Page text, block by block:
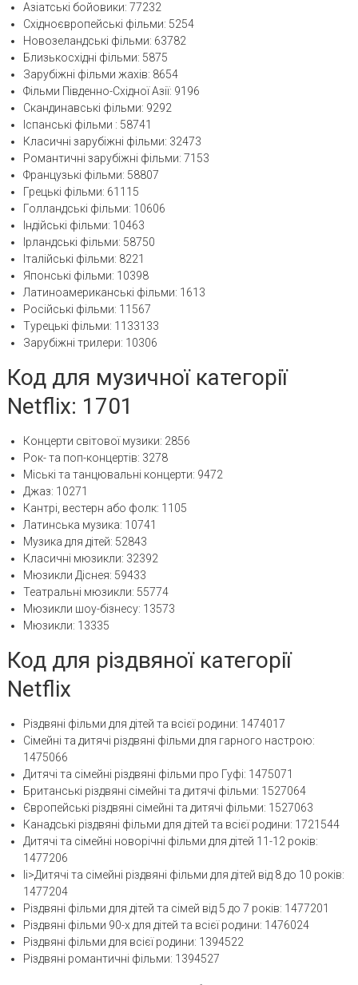
Азіатські бойовики: 77232
Східноєвропейські фільми: 5254
Новозеландські фільми: 63782
Близькосхідні фільми: 5875
Зарубіжні фільми жахів: 8654
Фільми Південно-Східної Азії: 9196
Скандинавські фільми: 9292
Іспанські фільми : 58741
Класичні зарубіжні фільми: 32473
Романтичні зарубіжні фільми: 7153
Французькі фільми: 58807
Грецькі фільми: 61115
Голландські фільми: 10606
Індійські фільми: 10463
Ірландські фільми: 58750
Італійські фільми: 8221
Японські фільми: 10398
Латиноамериканські фільми: 1613
Російські фільми: 11567
Турецькі фільми: 1133133
Зарубіжні трилери: 10306
Код для музичної категорії
Netflix: 1701
Концерти світової музики: 2856
Рок- та поп-концертів: 3278
Міські та танцювальні концерти: 9472
Джаз: 10271
Кантрі, вестерн або фолк: 1105
Латинська музика: 10741
Музика для дітей: 52843
Класичні мюзикли: 32392
Мюзикли Діснея: 59433
Театральні мюзикли: 55774
Мюзикли шоу-бізнесу: 13573
Мюзикли: 13335
Код для різдвяної категорії
Netflix
Різдвяні фільми для дітей та всієї родини: 1474017
Сімейні та дитячі різдвяні фільми для гарного настрою:
1475066
Дитячі та сімейні різдвяні фільми про Гуфі: 1475071
Британські різдвяні сімейні та дитячі фільми: 1527064
Європейські різдвяні сімейні та дитячі фільми: 1527063
Канадські різдвяні фільми для дітей та всієї родини: 1721544
Дитячі та сімейні новорічні фільми для дітей 11-12 років:
1477206
li>Дитячі та сімейні різдвяні фільми для дітей від 8 до 10 років:
1477204
Різдвяні фільми для дітей та сімей від 5 до 7 років: 1477201
Різдвяні фільми 90-х для дітей та всієї родини: 1476024
Різдвяні фільми для всієї родини: 1394522
Різдвяні романтичні фільми: 1394527